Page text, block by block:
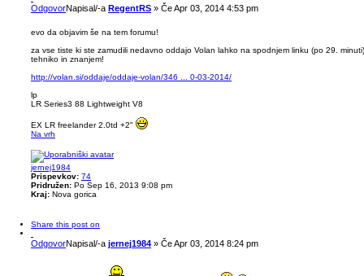
OdgovorNapisal/-a RegentRS » Če Apr 03, 2014 4:53 pm
evo da objavim še na tem forumu!
za vse tiste ki ste zamudili nedavno oddajo Volan lahko na spodnjem linku (po 29.
tehniko in znanjem!
http://volan.si/oddaje/oddaje-volan/346 ... 0-03-2014/
lp
LR Series3 88 Lightweight V8
EX LR freelander 2.0td +2"
Na vrh
jernej1984
Prispevkov: 74
Pridružen: Po Sep 16, 2013 9:08 pm
Kraj: Nova gorica
Share this post on
OdgovorNapisal/-a jernej1984 » Če Apr 03, 2014 8:24 pm